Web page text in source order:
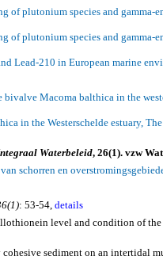
of plutonium species and gamma-
of plutonium species and gamma-
Lead-210 in European marine
bivalveMacoma balthica in the
in the Westerschelde estuary,
Waterbeleid, 26(1). vzw
schorren en
: 53-54, details
level and condition of
sediment on an intertidal